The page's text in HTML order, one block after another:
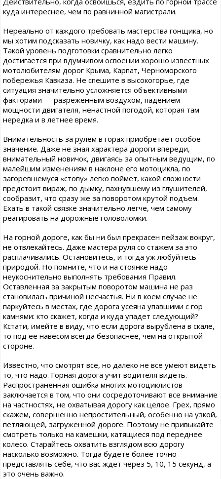
куда интереснее, чем по равнинной магистрали.
Нереально от каждого требовать мастерства гонщика, но
мы хотим подсказать новичку, как надо вести машину.
Такой уровень подготовки сравнительно легко
достигается при вдумчивом освоении хорошо известных
мотолюбителям дорог Крыма, Карпат, Черноморского
побережья Кавказа. Не спешите в высокогорье, где
ситуация значительно усложняется объективными
факторами — разреженным воздухом, падением
мощности двигателя, ненастной погодой, которая там
нередка и в летнее время.
Внимательность за рулем в горах приобретает особое
значение. Даже не зная характера дороги впереди,
внимательный новичок, двигаясь за опытным ведущим, по
малейшим изменениям в наклоне его мотоцикла, по
загоревшемуся «стопу» легко поймет, какой сложности
предстоит вираж, по дымку, пахнувшему из глушителей,
сообразит, что сразу же за поворотом крутой подъем.
Ехать в такой связке значительно легче, чем самому
реагировать на дорожные головоломки.
На горной дороге, как бы ни был прекрасен пейзаж вокруг,
не отвлекайтесь. Даже мастера руля со стажем за это
расплачивались. Остановитесь, и тогда уж любуйтесь
природой. Но помните, что и на стоянке надо
неукоснительно выполнять требования Правил.
Оставленная за закрытым поворотом машина не раз
становилась причиной несчастья. Ни в коем случае не
паркуйтесь в местах, где дорога усеяна упавшими с гор
камнями: кто скажет, когда и куда упадет следующий?
Кстати, имейте в виду, что если дорога вырублена в скале,
то под ее навесом всегда безопаснее, чем на открытой
стороне.
Известно, что смотрят все, но далеко не все умеют видеть
то, что надо. Горная дорога учит водителя видеть.
Распространенная ошибка многих мотоциклистов
заключается в том, что они сосредоточивают все внимание
на частностях, не охватывая дорогу как целое. Грех, прямо
скажем, совершенно непростительный, особенно на узкой,
петляющей, загруженной дороге. Поэтому не привыкайте
смотреть только на камешки, катящиеся под переднее
колесо. Старайтесь охватить взглядом всю дорогу
насколько возможно. Тогда будете более точно
представлять себе, что вас ждет через 5, 10, 15 секунд, а
это очень важно.